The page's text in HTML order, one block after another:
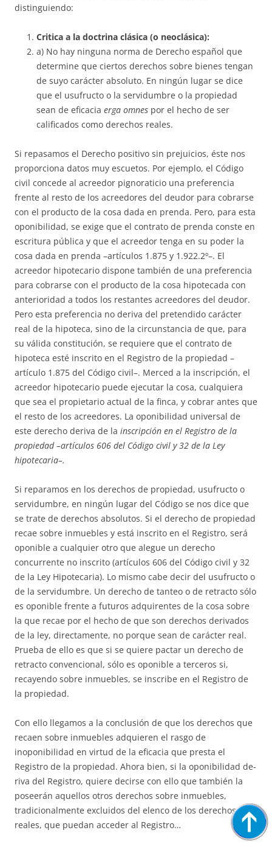
distinguiendo:
Critica a la doctrina clásica (o neoclásica):
a) No hay ninguna norma de Derecho español que
determine que cier­tos derechos sobre bienes tengan
de suyo carácter absoluto. En ningún lu­gar se dice
que el usufructo o la servidumbre o la propiedad
sean de efi­cacia erga omnes por el hecho de ser
calificados como derechos reales.
Si repasamos el Derecho positivo sin prejuicios, éste nos
proporciona datos muy escuetos. Por ejemplo, el Código
civil concede al acreedor pig­no­raticio una preferencia
frente al resto de los acreedores del deudor para cobrarse
con el producto de la cosa dada en prenda. Pero, para esta
opo­ni­bi­lidad, se exige que el contrato de prenda conste en
escritura pública y que el acreedor tenga en su poder la
cosa dada en prenda –artículos 1.875 y 1.922.2º–. El
acreedor hipotecario dispone también de una preferencia
pa­­ra cobrarse con el producto de la cosa hipotecada con
anterioridad a to­dos los restantes acreedores del deudor.
Pero esta preferencia no deriva del pretendido carácter
real de la hipoteca, sino de la circunstancia de que, para
su válida constitución, se requiere que el contrato de
hipoteca esté ins­crito en el Registro de la propiedad –
artículo 1.875 del Código civil–. Merced a la inscripción, el
acreedor hipotecario puede ejecutar la cosa, cual­quiera
que sea el propietario actual de la finca, y cobrar antes que
el res­to de los acreedores. La oponibilidad universal de
este derecho deriva de la inscripción en el Registro de la
propiedad –artículos 606 del Có­di­go civil y 32 de la Ley
hipotecaria–.
Si reparamos en los derechos de propiedad, usufructo o
servidumbre, en ningún lugar del Código se nos dice que
se trate de derechos absolutos. Si el derecho de propiedad
recae sobre inmuebles y está inscrito en el Re­gistro, será
oponible a cualquier otro que alegue un derecho
concurrente no inscrito (artículos 606 del Código civil y 32
de la Ley Hipotecaria). Lo mismo cabe decir del usufructo o
de la servidumbre. Un derecho de tanteo o de retracto sólo
es oponible frente a futuros adquirentes de la cosa sobre
la que recae por el hecho de que son derechos derivados
de la ley, di­rec­ta­mente, no porque sean de carácter real.
Prueba de ello es que si se quiere pactar un derecho de
retracto convencional, sólo es oponible a terceros si,
recayendo sobre inmuebles, se inscribe en el Registro de
la propiedad.
Con ello llegamos a la conclusión de que los derechos que
recaen so­bre inmuebles adquieren el rasgo de
inoponibilidad en virtud de la efi­ca­cia que presta el
Registro de la propiedad. Ahora bien, si la oponibilidad de­
riva del Registro, quiere decirse con ello que también la
poseerán aque­llos otros derechos sobre inmuebles,
tradicionalmente excluidos del elen­co de los derechos
reales, que puedan acceder al Registro…